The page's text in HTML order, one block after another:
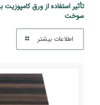
تأثیر استفاده از ورق
سوخت
اطلاعات بیشتر